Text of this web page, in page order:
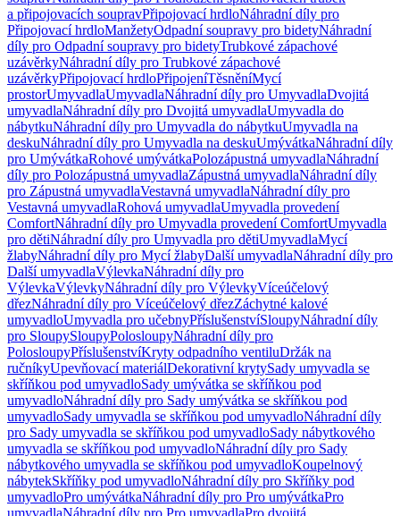
a připojovacích soupravPřipojovací hrdloNáhradní díly pro
Připojovací hrdloManžetyOdpadní soupravy pro bidetyNáhradní
díly pro Odpadní soupravy pro bidetyTrubkové zápachové
uzávěrkyNáhradní díly pro Trubkové zápachové
uzávěrkyPřipojovací hrdloPřipojeníTěsněníMycí
prostorUmyvadlaUmyvadlaNáhradní díly pro UmyvadlaDvojitá
umyvadlaNáhradní díly pro Dvojitá umyvadlaUmyvadla do
nábytkuNáhradní díly pro Umyvadla do nábytkuUmyvadla na
deskuNáhradní díly pro Umyvadla na deskuUmývátkaNáhradní díly
pro UmývátkaRohové umývátkaPolozápustná umyvadlaNáhradní
díly pro Polozápustná umyvadlaZápustná umyvadlaNáhradní díly
pro Zápustná umyvadlaVestavná umyvadlaNáhradní díly pro
Vestavná umyvadlaRohová umyvadlaUmyvadla provedení
ComfortNáhradní díly pro Umyvadla provedení ComfortUmyvadla
pro dětiNáhradní díly pro Umyvadla pro dětiUmyvadlaMycí
žlabyNáhradní díly pro Mycí žlabyDalší umyvadlaNáhradní díly pro
Další umyvadlaVýlevkaNáhradní díly pro
VýlevkaVýlevkyNáhradní díly pro VýlevkyVíceúčelový
dřezNáhradní díly pro Víceúčelový dřezZáchytné kalové
umyvadloUmyvadla pro učebnyPříslušenstvíSloupyNáhradní díly
pro SloupySloupyPolosloupyNáhradní díly pro
PolosloupyPříslušenstvíKryty odpadního ventiluDržák na
ručníkyUpevňovací materiálDekorativní krytySady umyvadla se
skříňkou pod umyvadloSady umývátka se skříňkou pod
umyvadloNáhradní díly pro Sady umývátka se skříňkou pod
umyvadloSady umyvadla se skříňkou pod umyvadloNáhradní díly
pro Sady umyvadla se skříňkou pod umyvadloSady nábytkového
umyvadla se skříňkou pod umyvadloNáhradní díly pro Sady
nábytkového umyvadla se skříňkou pod umyvadloKoupelnový
nábytekSkříňky pod umyvadloNáhradní díly pro Skříňky pod
umyvadloPro umývátkaNáhradní díly pro Pro umývátkaPro
umyvadlaNáhradní díly pro Pro umyvadlaPro dvojitá